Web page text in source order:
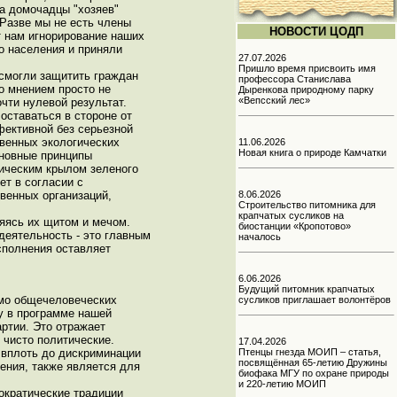
домочадцы "хозяев"
мы не есть члены
игнорирование наших
населения и приняли
защитить граждан
мнением просто не
нулевой результат.
в стороне от
без серьезной
экологических
принципы
крылом зеленого
в согласии с
организаций,
их щитом и мечом.
- это главным
оставляет
общечеловеческих
в программе нашей
Это отражает
политические.
до дискриминации
также является для
традиции
НОВОСТИ ЦОДП
27.07.2026
Пришло время присвоить имя
профессора Станислава
Дыренкова природному парку
«Вепсский лес»
11.06.2026
Новая книга о природе Камчатки
8.06.2026
Строительство питомника для
крапчатых сусликов на
биостанции «Кропотово»
началось
6.06.2026
Будущий питомник крапчатых
сусликов приглашает волонтёров
17.04.2026
Птенцы гнезда МОИП – статья,
посвящённая 65-летию Дружины
биофака МГУ по охране природы
и 220-летию МОИП